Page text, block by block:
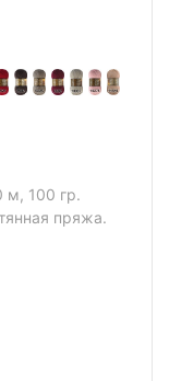
м, 100 гр.
пряжа.